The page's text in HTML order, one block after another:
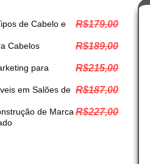
de Cabelo e
R$179,00
Cabelos
R$189,00
para
R$215,00
em Salões de R$187,00
de Marca R$227,00